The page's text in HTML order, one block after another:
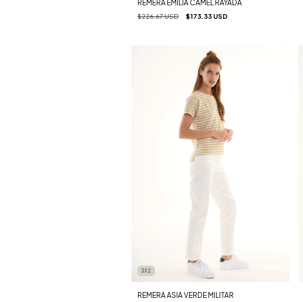
REMERA EMILIA CAMEL RAYADA
$226.67 USD $173.33 USD
3X2
REMERA ASIA VERDE MILITAR